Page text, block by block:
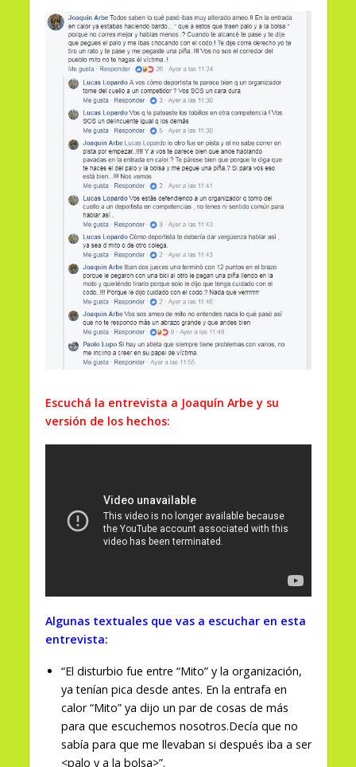
Escuchá la entrevista a Joaquín Arbe y su
versión de los hechos:
Algunas textuales que vas a escuchar en esta
entrevista:
“El disturbio fue entre “Mito” y la organización,
ya tenían pica desde antes. En la entrafa en
calor “Mito” ya dijo un par de cosas de más
para que escuchemos nosotros.Decía que no
sabía para que me llevaban si después iba a ser
<palo y a la bolsa>”.